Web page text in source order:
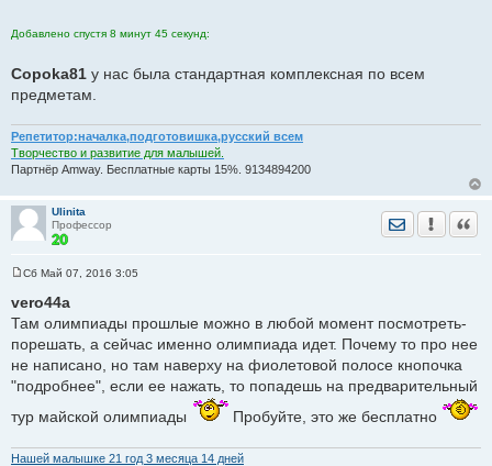
н
Добавлено спустя 8 минут 45 секунд:
Copoka81 у нас была стандартная комплексная по всем
предметам.
Репетитор:началка,подготовишка,русский всем
Творчество и развитие для малышей.
Партнёр Amway. Бесплатные карты 15%. 9134894200
Ulinita
Профессор
Отправить
о
б
е
н
е
Сб Май 07, 2016 3:05
vero44a
Там олимпиады прошлые можно в любой момент посмотреть-
порешать, а сейчас именно олимпиада идет. Почему то про нее
не написано, но там наверху на фиолетовой полосе кнопочка
"подробнее", если ее нажать, то попадешь на предварительный
тур майской олимпиады
Пробуйте, это же бесплатно
Нашей малышке 21 год 3 месяца 14 дней